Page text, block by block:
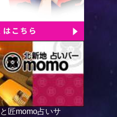
匠momo占いサ